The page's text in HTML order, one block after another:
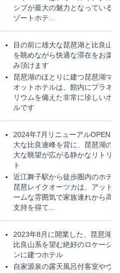
シブが最大の魅力となっているリ
ゾートホテ…
目の前に雄大な琵琶湖と比良山系
を眺めながら快適な滞在をお楽し
み頂けます
琵琶湖のほとりに建つ琵琶湖マリ
オットホテルは、館内にプラネタ
リウムを備えた非常に珍しいホテ
ルです
2024年7月リニューアルOPEN！
大な比良連峰を背に、琵琶湖の雄
大な眺望が広がる静かなリトリー
ト
近江舞子駅から徒歩圏内のホテル
琵琶レイクオーツカは、アットホ
ームな雰囲気で家族連れから高い
支持を得て…
2023年8月に開業した、琵琶湖と
比良山系を望む絶好のロケーショ
ンに建つホテル
自家源泉の露天風呂付客室やヴィ